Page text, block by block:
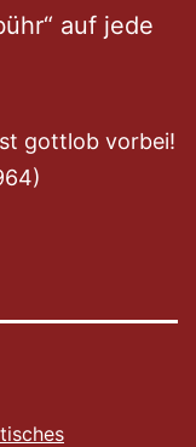
auf jede
gottlob vorbei!